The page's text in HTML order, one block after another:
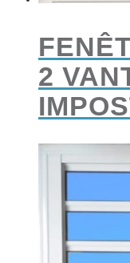
2